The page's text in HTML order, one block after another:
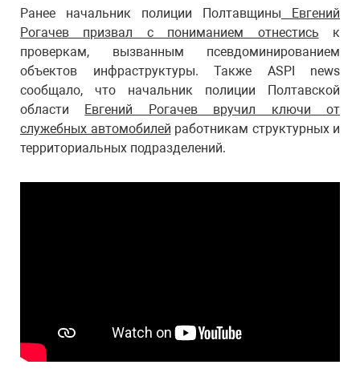
Ранее начальник полиции Полтавщины Евгений
Рогачев призвал с пониманием отнестись к
проверкам, вызванным псевдоминированием
объектов инфраструктуры. Также ASPI news
сообщало, что начальник полиции Полтавской
области Евгений Рогачев вручил ключи от
служебных автомобилей работникам структурных и
территориальных подразделений.